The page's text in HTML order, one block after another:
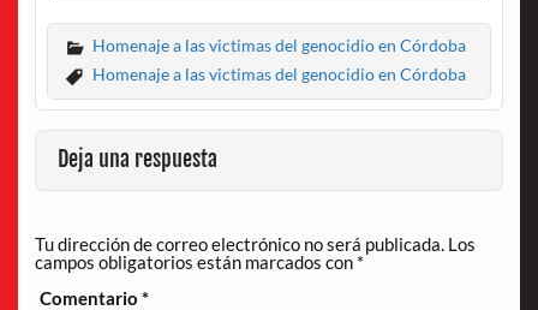
Homenaje a las victimas del genocidio en Córdoba
Homenaje a las victimas del genocidio en Córdoba
Deja una respuesta
Tu dirección de correo electrónico no será publicada. Los
campos obligatorios están marcados con *
Comentario*